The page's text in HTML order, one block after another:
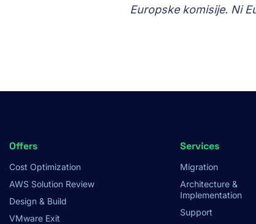
Europske komisije. Ni
Footer
Menu
Offers
Cost Optimization
AWS Solution Review
Design & Build
VMware Exit
Services
Migration
Architecture &
Implementation
Support